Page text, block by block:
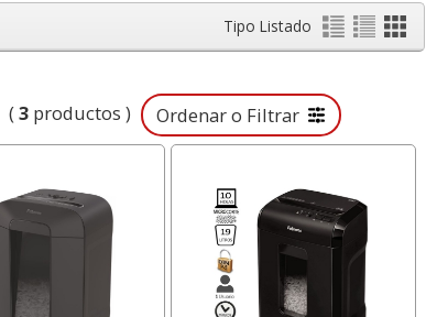
Tipo Listado
(3productos ) Ordenar o Filtrar
Taladrador de papel Q-
connect 10 Hojas Azul
KF02153 - 31635
Pizarra blanca
magnética Din A3,
doble folio, 30x42 cms